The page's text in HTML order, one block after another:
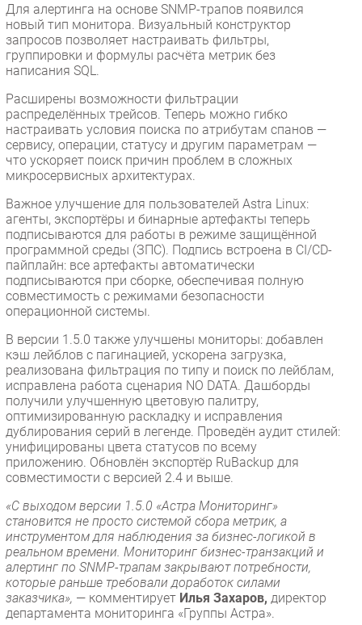
Для алертинга на основе SNMP-трапов появился
новый тип монитора. Визуальный конструктор
запросов позволяет настраивать фильтры,
группировки и формулы расчёта метрик без
написания SQL.
Расширены возможности фильтрации
распределённых трейсов. Теперь можно гибко
настраивать условия поиска по атрибутам спанов —
сервису, операции, статусу и другим параметрам —
что ускоряет поиск причин проблем в сложных
микросервисных архитектурах.
Важное улучшение для пользователей Astra Linux:
агенты, экспортёры и бинарные артефакты теперь
подписываются для работы в режиме защищённой
программной среды (ЗПС). Подпись встроена в CI/CD-
пайплайн: все артефакты автоматически
подписываются при сборке, обеспечивая полную
совместимость с режимами безопасности
операционной системы.
В версии 1.5.0 также улучшены мониторы: добавлен
кэш лейблов с пагинацией, ускорена загрузка,
реализована фильтрация по типу и поиск по лейблам,
исправлена работа сценария NO DATA. Дашборды
получили улучшенную цветовую палитру,
оптимизированную раскладку и исправления
дублирования серий в легенде. Проведён аудит стилей:
унифицированы цвета статусов по всему
приложению. Обновлён экспортёр RuBackup для
совместимости с версией 2.4 и выше.
«С выходом версии 1.5.0 «Астра Мониторинг»
становится не просто системой сбора метрик, а
инструментом для наблюдения за бизнес-логикой в
реальном времени. Мониторинг бизнес-транзакций и
алертинг по SNMP-трапам закрывают потребности,
которые раньше требовали доработок силами
заказчика», — комментирует Илья Захаров, директор
департамента мониторинга «Группы Астра».